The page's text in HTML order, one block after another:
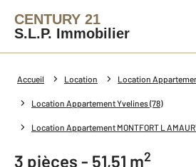
CENTURY 21
S.L.P. Immobilier
Accueil Location Location
Location Appartement Yvelines (78)
Location Appartement MONTFORT L
3 pièces - 51,51 m2